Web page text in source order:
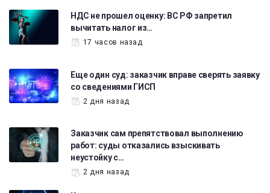
НДС не прошел оценку: ВС РФ запретил
вычитать налог из…
17 часов назад
Еще один суд: заказчик вправе сверять заявку
со сведениями ГИСП
2 дня назад
Заказчик сам препятствовал выполнению
работ: суды отказались взыскивать
неустойку с…
2 дня назад